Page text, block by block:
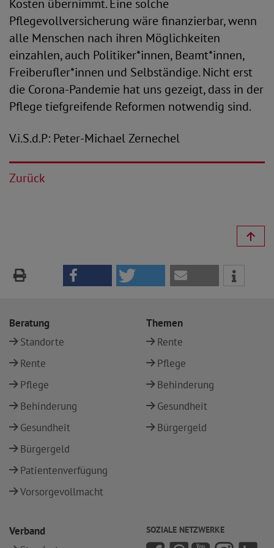
Kosten übernimmt. Eine solche
Pflegevollversicherung wäre finanzierbar, wenn
alle Menschen nach ihren Möglichkeiten
einzahlen, auch Politiker*innen, Beamt*innen,
Freiberufler*innen und Selbständige. Nicht erst
die Corona-Pandemie hat uns gezeigt, dass in der
Pflege tiefgreifende Reformen notwendig sind.
V.i.S.d.P: Peter-Michael Zernechel
Zurück
Beratung
Standorte
Rente
Pflege
Behinderung
Gesundheit
Bürgergeld
Patientenverfügung
Vorsorgevollmacht
Themen
Rente
Pflege
Behinderung
Gesundheit
Bürgergeld
Verband
SOZIALE NETZWERKE